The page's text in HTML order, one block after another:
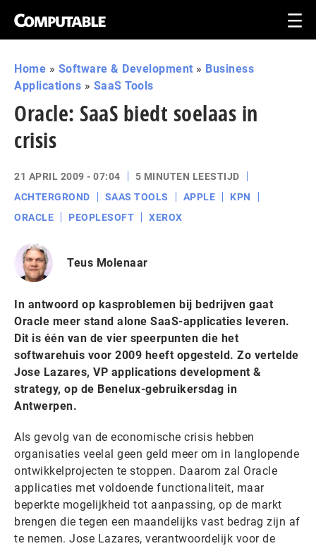
Home » Software & Development » Business
Applications » SaaS Tools
Oracle: SaaS biedt soelaas in
crisis
21 APRIL 2009 - 07:04
5 MINUTEN LEESTIJD
ACHTERGROND
SAAS TOOLS APPLE
KPN
ORACLE
PEOPLESOFT XEROX
Teus Molenaar
In antwoord op kasproblemen bij bedrijven gaat
Oracle meer stand alone SaaS-applicaties leveren.
Dit is één van de vier speerpunten die het
softwarehuis voor 2009 heeft opgesteld. Zo vertelde
Jose Lazares, VP applications development &
strategy, op de Benelux-gebruikersdag in
Antwerpen.
Als gevolg van de economische crisis hebben
organisaties veelal geen geld meer om in langlopende
ontwikkelprojecten te stoppen. Daarom zal Oracle
applicaties met voldoende functionaliteit, maar
beperkte mogelijkheid tot aanpassing, op de markt
brengen die tegen een maandelijks vast bedrag zijn af
te nemen. Jose Lazares, verantwoordelijk voor de